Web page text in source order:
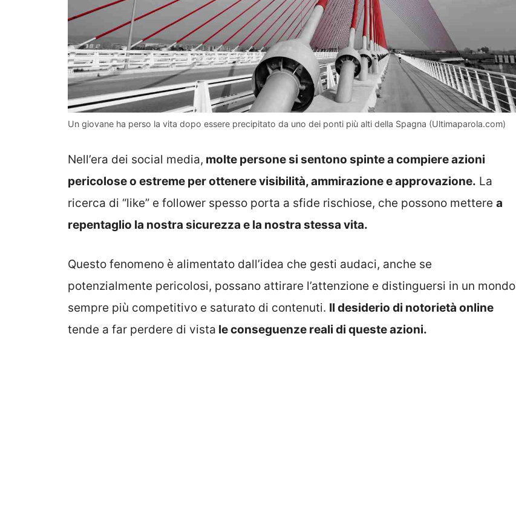
Un giovane ha perso la vita dopo essere precipitato da uno dei ponti più alti della Spagna (Ultimaparola.com)
Nell’era dei social media, molte persone si sentono spinte a compiere azioni
pericolose o estreme per ottenere visibilità, ammirazione e approvazione. La
ricerca di “like” e follower spesso porta a sfide rischiose, che possono mettere a
repentaglio la nostra sicurezza e la nostra stessa vita.
Questo fenomeno è alimentato dall’idea che gesti audaci, anche se
potenzialmente pericolosi, possano attirare l’attenzione e distinguersi in un mondo
sempre più competitivo e saturato di contenuti. Il desiderio di notorietà online
tende a far perdere di vista le conseguenze reali di queste azioni.